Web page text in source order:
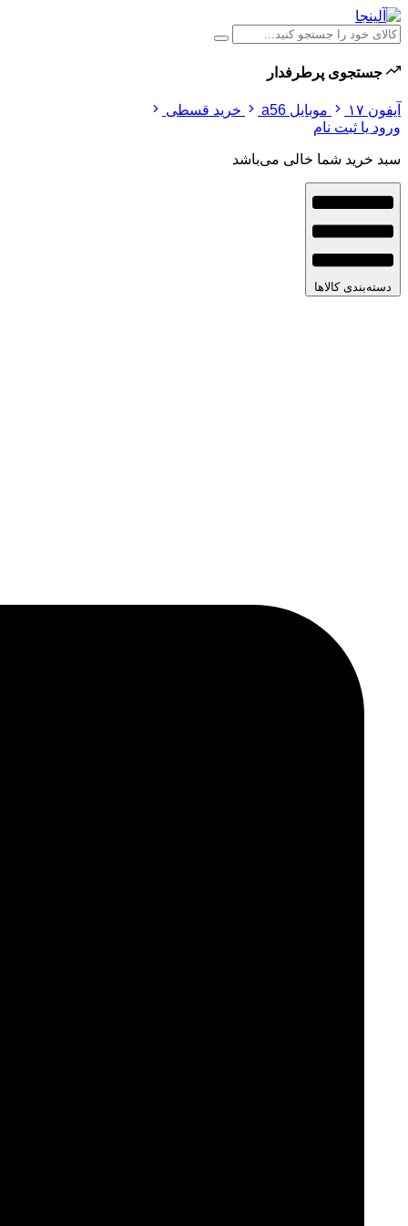
جستجوی پرطرفدار
آیفون ۱۷ موبایل a56
خرید قسطی
ورود یا ثبت نام
سبد خرید شما خالی می‌باشد
دسته‌بندی کالاها